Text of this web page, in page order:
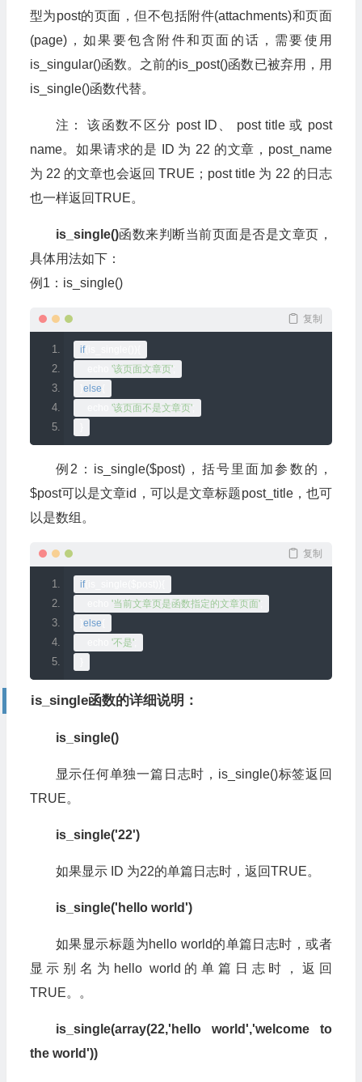
型为post的页面，但不包括附件(attachments)和页面
(page)，如果要包含附件和页面的话，需要使用
is_singular()函数。之前的is_post()函数已被弃用，用
is_single()函数代替。
注： 该函数不区分 post ID、 post title 或 post
name。如果请求的是 ID 为 22 的文章，post_name
为 22 的文章也会返回 TRUE；post title 为 22 的日志
也一样返回TRUE。
is_single()函数来判断当前页面是否是文章页，
具体用法如下：
例1：is_single()
复制
if(
'该页面文章页';
else
'该页面不是文章页';
例2：is_single($post)，括号里面加参数的，
$post可以是文章id，可以是文章标题post_title，也可
以是数组。
复制
if(
'当前文章页是函数指定的文章页面';
else
'不是';
is_single函数的详细说明：
is_single()
显示任何单独一篇日志时，is_single()标签返回
TRUE。
is_single('22')
如果显示 ID 为22的单篇日志时，返回TRUE。
is_single('hello world')
如果显示标题为hello world的单篇日志时，或者
显示别名为hello world的单篇日志时，返回
TRUE。。
is_single(array(22,' hello world','welcome to
the world'))